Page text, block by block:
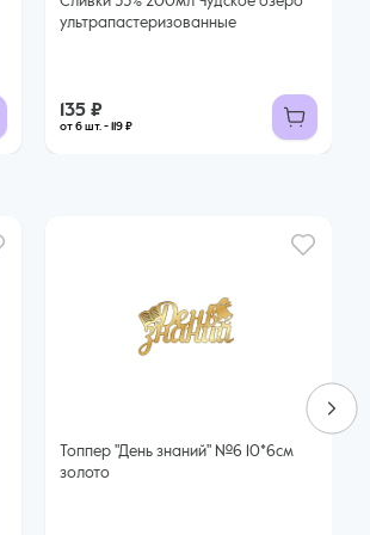
ультрапастеризованные
135 ₽
от 6 шт. - 119 ₽
Топпер "День знаний" №6 10*6см
золото